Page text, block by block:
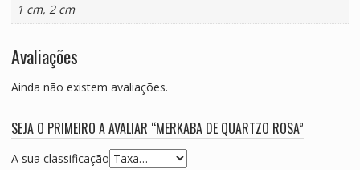
1 cm, 2 cm
Avaliações
Ainda não existem avaliações.
SEJA O PRIMEIRO A AVALIAR “MERKABA DE QUARTZO ROSA”
A sua classificação